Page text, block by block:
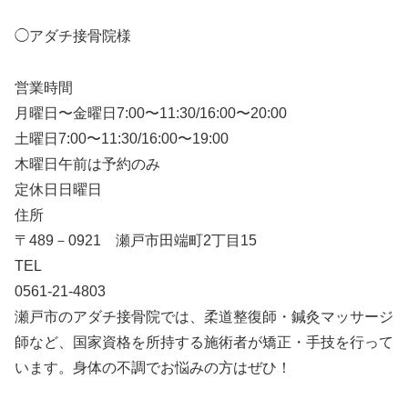
◯アダチ接骨院様
営業時間
月曜日〜金曜日7:00〜11:30/16:00〜20:00
土曜日7:00〜11:30/16:00〜19:00
木曜日午前は予約のみ
定休日日曜日
住所
〒489－0921 瀬戸市田端町2丁目15
TEL
0561-21-4803
瀬戸市のアダチ接骨院では、柔道整復師・鍼灸マッサージ
師など、国家資格を所持する施術者が矯正・手技を行って
います。身体の不調でお悩みの方はぜひ！